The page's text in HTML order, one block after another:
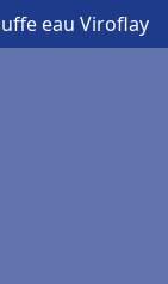
eau Viroflay